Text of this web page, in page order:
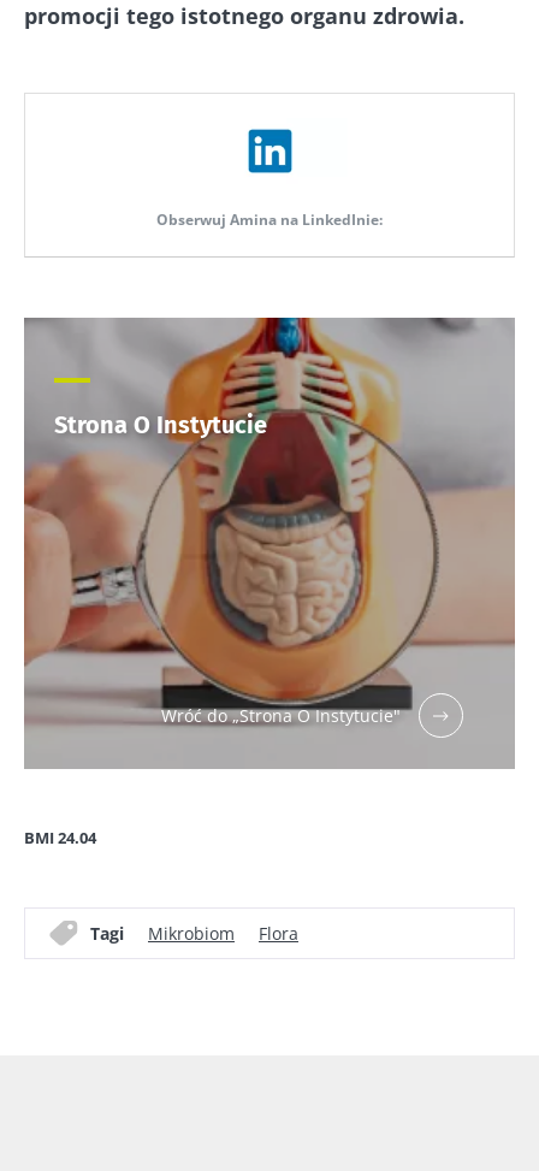
promocji tego istotnego organu zdrowia.
Obserwuj Amina na LinkedInie:
Strona O Instytucie
Wróć do „Strona O Instytucie"
BMI 24.04
Tagi Mikrobiom Flora